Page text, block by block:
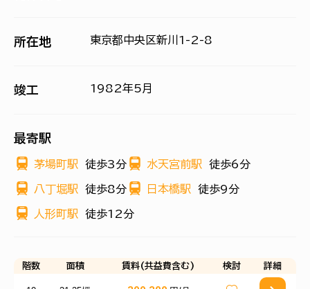
所在地 東京都中央区新川1-2-8
竣工 1982年5月
最寄駅
茅場町駅 徒歩3分 水天宮前駅 徒歩6分
八丁堀駅 徒歩8分 日本橋駅 徒歩9分
人形町駅 徒歩12分
階数 面積 賃料(共益費含む) 検討 詳細